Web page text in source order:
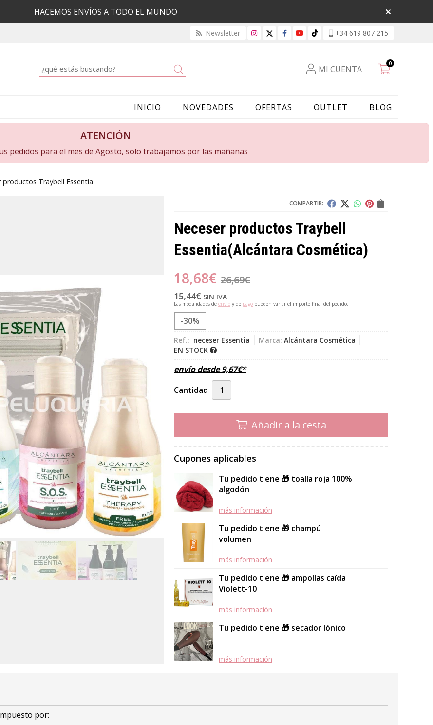
HACEMOS ENVÍOS A TODO EL MUNDO
Newsletter +34 619 807 215
MI CUENTA
0
INICIO NOVEDADES OFERTAS OUTLET BLOG
ATENCIÓN
pedidos para el mes de Agosto, solo trabajamos por las mañanas
productos Traybell Essentia
COMPARTIR:
Neceser productos Traybell
Essentia(Alcántara Cosmética)
18,68€ 26,69€
15,44€ SIN IVA
Las modalidades de envío y de pago pueden variar el importe final del pedido.
-30%
Ref.: neceser Essentia Marca: Alcántara Cosmética
EN STOCK
envío desde9,67€*
Cantidad
Añadir a la cesta
Cupones aplicables
Tu pedido tiene 🎁 toalla roja 100%
algodón
más información
Tu pedido tiene 🎁 champú
volumen
más información
Tu pedido tiene 🎁 ampollas caída
Violett-10
más información
Tu pedido tiene 🎁 secador Iónico
más información
por: